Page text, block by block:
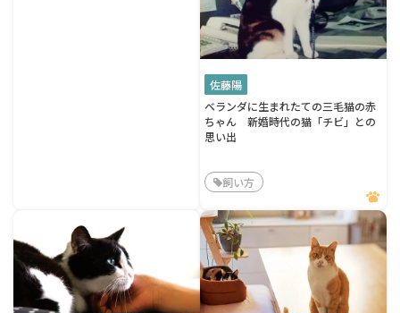
佐藤陽
ベランダに生まれたての三毛猫の赤
ちゃん 新婚時代の猫「チビ」との
思い出
飼い方